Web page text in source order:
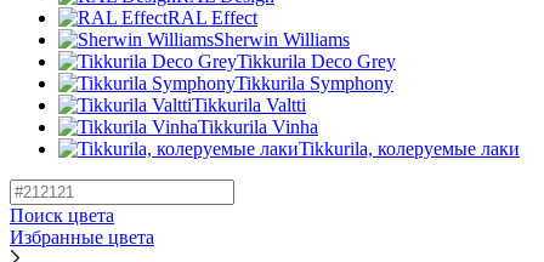
RAL Effect
Sherwin Williams
Tikkurila Deco Grey
Tikkurila Symphony
Tikkurila Valtti
Tikkurila Vinha
Tikkurila, колеруемые лаки
Поиск цвета
Избранные цвета